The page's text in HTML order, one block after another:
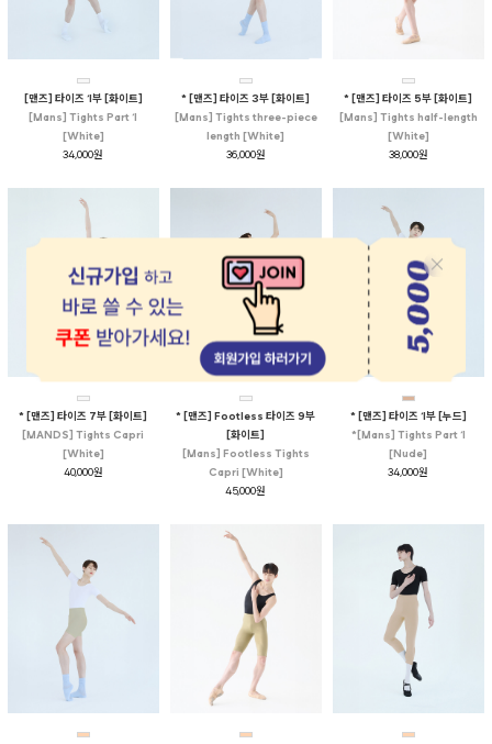
[맨즈] 타이즈 1부 [화이트]
[Mans] Tights Part 1
[White]
34,000원
* [맨즈] 타이즈 3부 [화이트]
[Mans] Tights three-piece
length [White]
36,000원
* [맨즈] 타이즈 5부 [화이트]
[Mans] Tights half-length
[White]
38,000원
* [맨즈] 타이즈 7부 [화이트]
[MANDS] Tights Capri
[White]
40,000원
* [맨즈] Footless 타이즈 9부
[화이트]
[Mans] Footless Tights
Capri [White]
45,000원
* [맨즈] 타이즈 1부 [누드]
*[Mans] Tights Part 1
[Nude]
34,000원